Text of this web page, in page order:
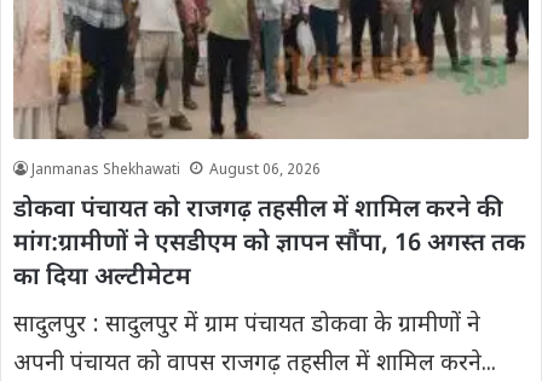
Janmanas Shekhawati August 06, 2026
डोकवा पंचायत को राजगढ़ तहसील में शामिल करने की
मांग:ग्रामीणों ने एसडीएम को ज्ञापन सौंपा, 16 अगस्त तक
का दिया अल्टीमेटम
सादुलपुर : सादुलपुर में ग्राम पंचायत डोकवा के ग्रामीणों ने
अपनी पंचायत को वापस राजगढ़ तहसील में शामिल करने...